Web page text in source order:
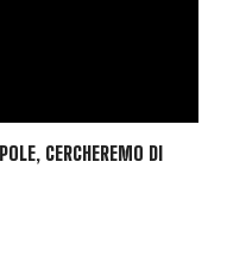
CERCHEREMO DI